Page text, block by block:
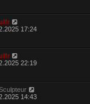
17:24
22:19
14:43